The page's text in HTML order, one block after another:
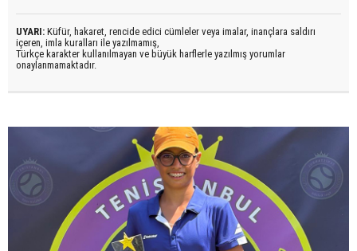
UYARI: Küfür, hakaret, rencide edici cümleler veya imalar, inançlara saldırı
içeren, imla kuralları ile yazılmamış,
Türkçe karakter kullanılmayan ve büyük harflerle yazılmış yorumlar
onaylanmamaktadır.